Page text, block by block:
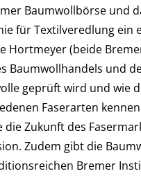
Baumwollbörse und
für Textilveredlung ein
Hortmeyer (beide
Baumwollhandels und
geprüft wird und wie
Faserarten
die Zukunft des
Zudem gibt die
Bremer